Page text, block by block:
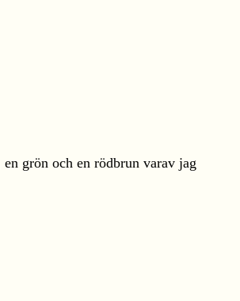
grön och en rödbrun varav jag